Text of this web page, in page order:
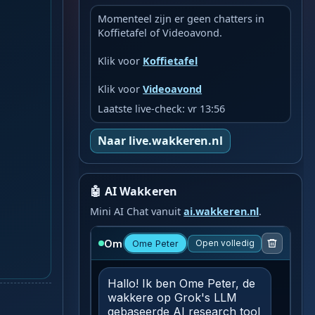
Momenteel zijn er geen chatters in
Koffietafel of Videoavond.
Klik voor Koffietafel
Klik voorVideoavond
Laatste live-check: vr 13:56
Naar live.wakkeren.nl
🤖 AI Wakkeren
Mini AI Chat vanuitai.wakkeren.nl.